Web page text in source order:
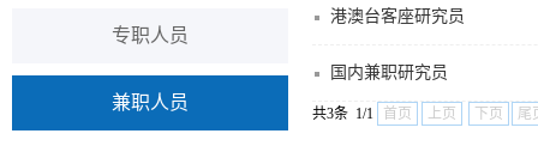
专职人员
兼职人员
港澳台客座研究员
国内兼职研究员
共3条 1/1 首页 上页 下页 尾